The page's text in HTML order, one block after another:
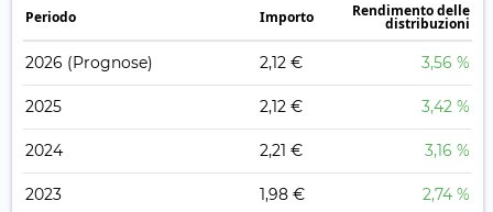
Periodo Importo Rendimento delle
distribuzioni
2026 (Prognose) 2,12 € 3,56 %
2025 2,12 € 3,42 %
2024 2,21 € 3,16 %
2023 1,98 € 2,74 %